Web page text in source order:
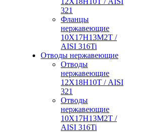
321
Фланцы
нержавеющие
10Х17Н13М2Т /
AISI 316Ti
Отводы нержавеющие
Отводы
нержавеющие
12Х18Н10Т / AISI
321
Отводы
нержавеющие
10Х17Н13М2Т /
AISI 316Ti